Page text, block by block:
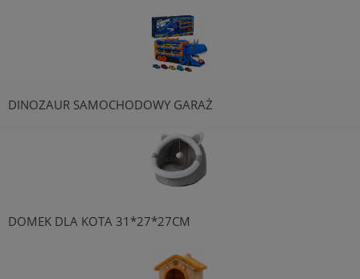
DINOZAUR SAMOCHODOWY GARAŻ
DOMEK DLA KOTA 31*27*27CM